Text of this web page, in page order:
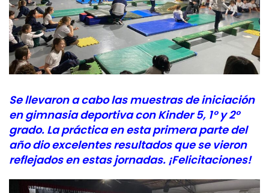
Se llevaron a cabo las muestras de iniciación
en gimnasia deportiva con Kinder 5, 1° y 2°
grado. La práctica en esta primera parte del
año dio excelentes resultados que se vieron
reflejados en estas jornadas. ¡Felicitaciones!